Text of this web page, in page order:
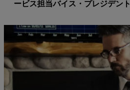
ービス担当バイス・プレジデント